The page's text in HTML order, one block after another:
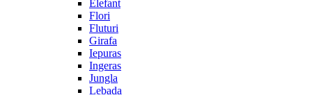
Elefant
Flori
Fluturi
Girafa
Iepuras
Ingeras
Jungla
Lebada